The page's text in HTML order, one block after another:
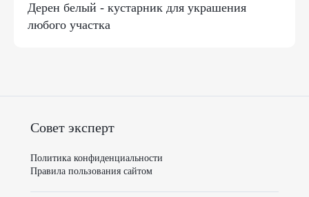
Дерен белый - кустарник для украшения
любого участка
Совет эксперт
Политика конфиденциальности
Правила пользования сайтом